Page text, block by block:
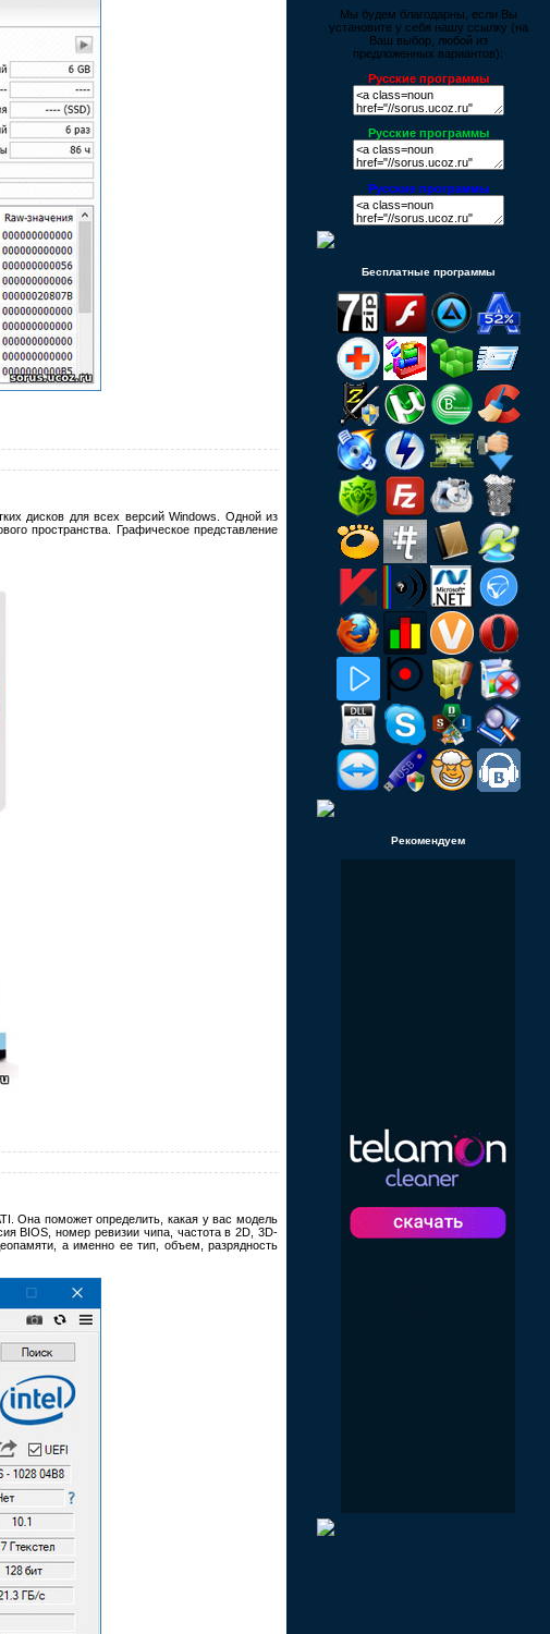
дисков для всех версий Windows. Одной из
пространства. Графическое представление
Она поможет определить, какая у вас модель
BIOS, номер ревизии чипа, частота в 2D, 3D-
а именно ее тип, объем, разрядность
Мы будем благодарны, если Вы
установите у себя нашу ссылку (на
Ваш выбор, любой из
предложенных вариантов):
Русские программы
Русские программы
Русские программы
Бесплатные программы
Рекомендуем